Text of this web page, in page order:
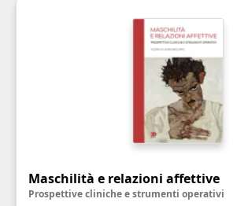
Maschilità e relazioni affettive
Prospettive cliniche e strumenti operativi